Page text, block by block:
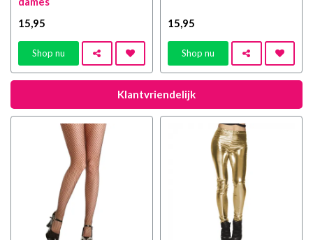
15,95
Shop nu
15,95
Shop nu
Klantvriendelijk